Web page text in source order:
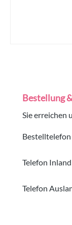
Bestellung
Sie erreichen
Telefon Inland
Telefon